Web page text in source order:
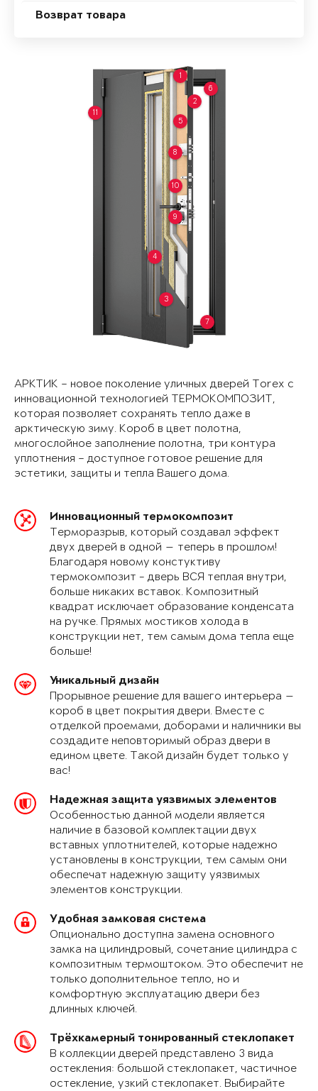
Возврат товара
1
2
3
4
5
6
7
8
9
10
11
АРКТИК – новое поколение уличных дверей Torex с
инновационной технологией ТЕРМОКОМПОЗИТ,
которая позволяет сохранять тепло даже в
арктическую зиму. Короб в цвет полотна,
многослойное заполнение полотна, три контура
уплотнения – доступное готовое решение для
эстетики, защиты и тепла Вашего дома.
Инновационный термокомпозит
Терморазрыв, который создавал эффект
двух дверей в одной — теперь в прошлом!
Благодаря новому констуктиву
термокомпозит - дверь ВСЯ теплая внутри,
больше никаких вставок. Композитный
квадрат исключает образование конденсата
на ручке. Прямых мостиков холода в
конструкции нет, тем самым дома тепла еще
больше!
Уникальный дизайн
Прорывное решение для вашего интерьера —
короб в цвет покрытия двери. Вместе с
отделкой проемами, доборами и наличники вы
создадите неповторимый образ двери в
едином цвете. Такой дизайн будет только у
вас!
Надежная защита уязвимых элементов
Особенностью данной модели является
наличие в базовой комплектации двух
вставных уплотнителей, которые надежно
установлены в конструкции, тем самым они
обеспечат надежную защиту уязвимых
элементов конструкции.
Удобная замковая система
Опционально доступна замена основного
замка на цилиндровый, сочетание цилиндра с
композитным термоштоком. Это обеспечит не
только дополнительное тепло, но и
комфортную эксплуатацию двери без
длинных ключей.
Трёхкамерный тонированный стеклопакет
В коллекции дверей представлено 3 вида
остекления: большой стеклопакет, частичное
остекление, узкий стеклопакет. Выбирайте